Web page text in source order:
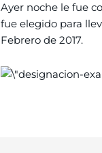
Ayer noche le fue
fue elegido para
Febrero de 2017.